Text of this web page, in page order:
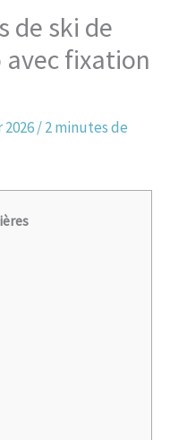
de ski de
avec fixation
2026/2 minutes de